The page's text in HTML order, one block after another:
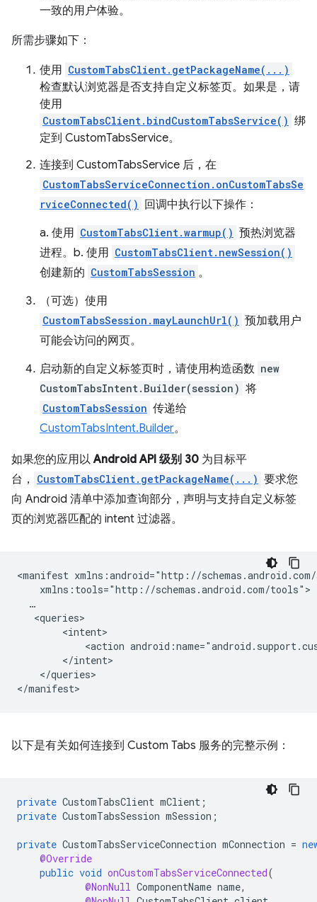
一致的用户体验。
所需步骤如下：
使用 CustomTabsClient.getPackageName(...)
检查默认浏览器是否支持自定义标签页。如果是，请
使用
CustomTabsClient.bindCustomTabsService() 绑
定到 CustomTabsService。
连接到 CustomTabsService 后，在
CustomTabsServiceConnection.onCustomTabsSe
rviceConnected()
回调中执行以下操作：
a. 使用 CustomTabsClient.warmup() 预热浏览器
进程。b. 使用 CustomTabsClient.newSession()
创建新的 CustomTabsSession 。
（可选）使用
CustomTabsSession.mayLaunchUrl() 预加载用户
可能会访问的网页。
启动新的自定义标签页时，请使用构造函数 new
CustomTabsIntent.Builder(session) 将
CustomTabsSession 传递给
CustomTabsIntent.Builder。
如果您的应用以Android API 级别 30 为目标平
台，
CustomTabsClient.getPackageName(...) 要求您
向 Android 清单中添加查询部分，声明与支持自定义标签
页的浏览器匹配的 intent 过滤器。
<manifest
<action
</queries>
以下是有关如何连接到 Custom Tabs 服务的完整示例：
private CustomTabsClient mClient ;
private CustomTabsSession mSession ;
private CustomTabsServiceConnection mConnection =
@Override
public void onCustomTabsServiceConnected(
@NonNull ComponentName name,